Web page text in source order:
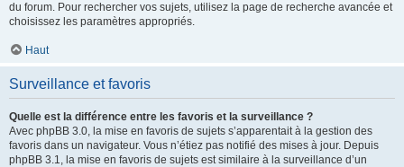
du forum. Pour rechercher vos sujets, utilisez la page de recherche avancée et
choisissez les paramètres appropriés.
Haut
Surveillance et favoris
Quelle est la différence entre les favoris et la surveillance ?
Avec phpBB 3.0, la mise en favoris de sujets s’apparentait à la gestion des
favoris dans un navigateur. Vous n’étiez pas notifié des mises à jour. Depuis
phpBB 3.1, la mise en favoris de sujets est similaire à la surveillance d’un